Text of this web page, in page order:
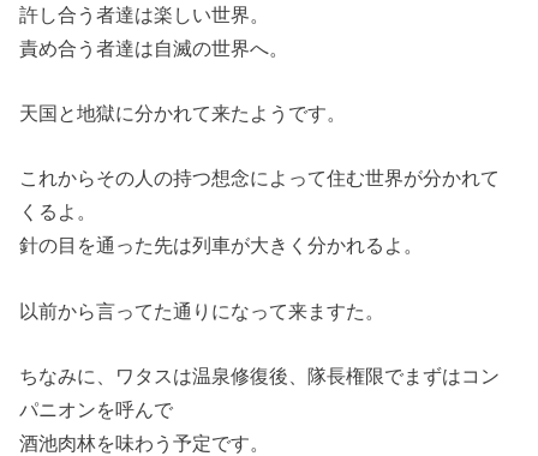
許し合う者達は楽しい世界。
責め合う者達は自滅の世界へ。
天国と地獄に分かれて来たようです。
これからその人の持つ想念によって住む世界が分かれて
くるよ。
針の目を通った先は列車が大きく分かれるよ。
以前から言ってた通りになって来ますた。
ちなみに、ワタスは温泉修復後、隊長権限でまずはコン
パニオンを呼んで
酒池肉林を味わう予定です。